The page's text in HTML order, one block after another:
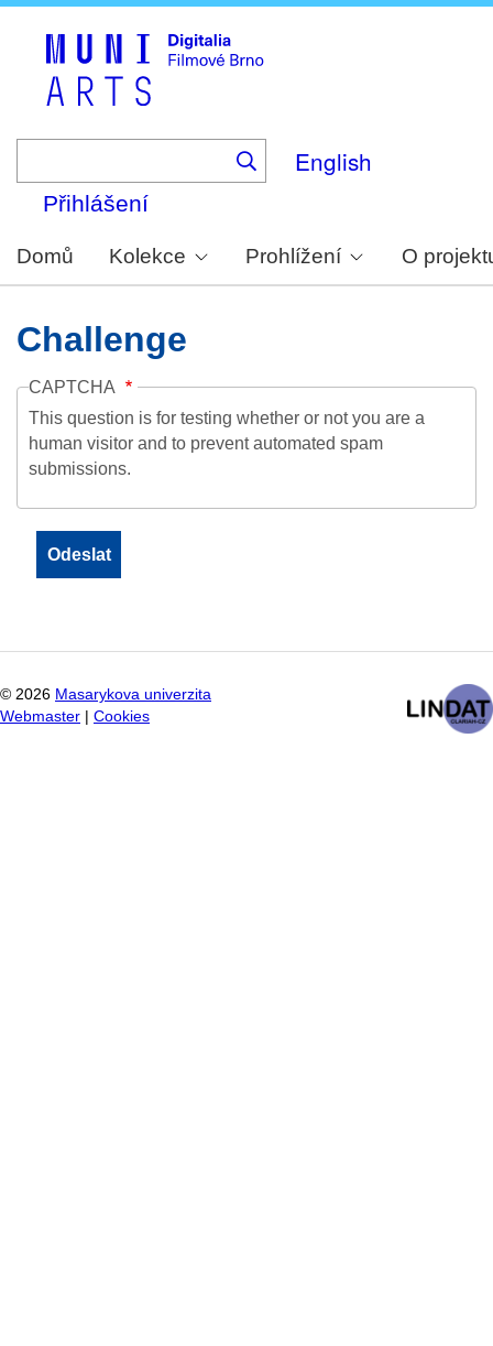
English
Přihlášení
Domů Kolekce Prohlížení O
Challenge
CAPTCHA
This question is for testing whether or not you are a
human visitor and to prevent automated spam
submissions.
© 2026 Masarykova univerzita
Webmaster
Cookies